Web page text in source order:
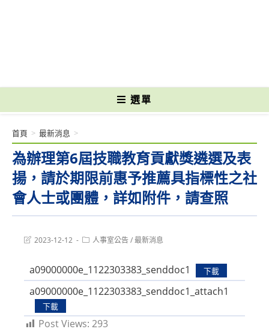
選單
為辦理第6屆技職教育貢獻獎遴選及表
揚，請於期限前惠予推薦具指標性之社
會人士或團體，詳如附件，請查照
首頁 > 最新消息 >
Post2023-12-12
Post人事室公告/最新消息
a09000000e_1122303383_senddoc1 下載
a09000000e_1122303383_senddoc1_attach1
下載
Post Views: 293